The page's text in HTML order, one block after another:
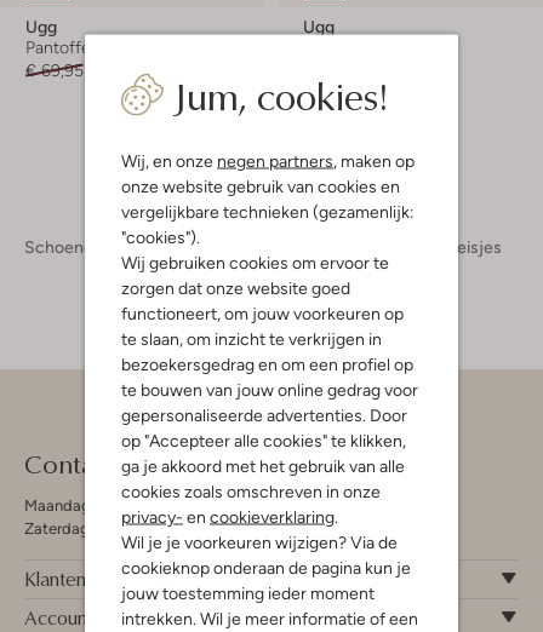
Jum, cookies!
Wij, en onze negen partners , maken op
onze website gebruik van cookies en
vergelijkbare technieken (gezamenlijk:
"cookies").
Wij gebruiken cookies om ervoor te
zorgen dat onze website goed
functioneert, om jouw voorkeuren op
te slaan, om inzicht te verkrijgen in
bezoekersgedrag en om een profiel op
te bouwen van jouw online gedrag voor
gepersonaliseerde advertenties. Door
op "Accepteer alle cookies" te klikken,
ga je akkoord met het gebruik van alle
cookies zoals omschreven in onze
privacy- en cookieverklaring
Wil je je voorkeuren wijzigen? Via de
cookieknop onderaan de pagina kun je
jouw toestemming ieder moment
intrekken. Wil je meer informatie of een
Ugg
Pantoffels
€ 69,95
€ 41,99
Ugg
+ meer kleuren
Schoenen Kinderschoenen Pantoffels Meisjes
Contact
Maandag - Vrijdag 09:00 - 19:00 uur
Zaterdag 09:00 - 17:00 uur
Klantenservice
Account